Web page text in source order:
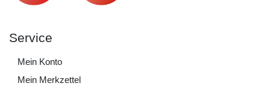
Service
Mein Konto
Mein Merkzettel